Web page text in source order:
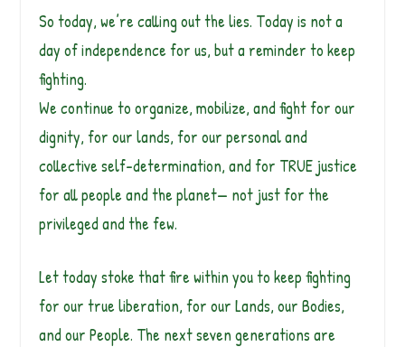
So today, we’re calling out the lies. Today is not a
day of independence for us, but a reminder to keep
fighting.
We continue to organize, mobilize, and fight for our
dignity, for our lands, for our personal and
collective self-determination, and for TRUE justice
for all people and the planet— not just for the
privileged and the few.
Let today stoke that fire within you to keep fighting
for our true liberation, for our Lands, our Bodies,
and our People. The next seven generations are